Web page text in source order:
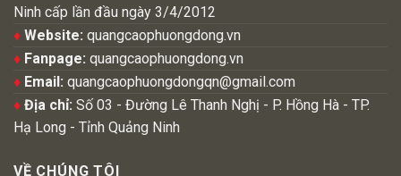
Ninh cấp lần đầu ngày 3/4/2012
♦ Website: quangcaophuongdong.vn
♦ Fanpage: quangcaophuongdong.vn
♦ Email: quangcaophuongdongqn@gmail.com
♦ Địa chỉ: Số 03 - Đường Lê Thanh Nghị - P. Hồng Hà - TP.
Hạ Long - Tỉnh Quảng Ninh
VỀ CHÚNG TÔI